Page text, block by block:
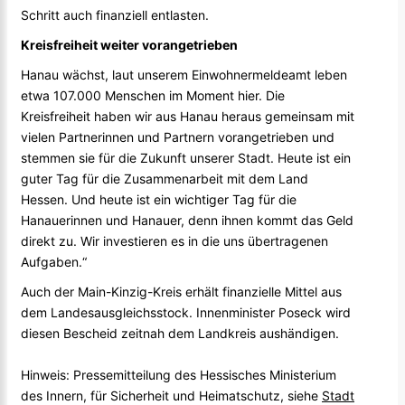
Schritt auch finanziell entlasten.
Kreisfreiheit weiter vorangetrieben
Hanau wächst, laut unserem Einwohnermeldeamt leben
etwa 107.000 Menschen im Moment hier. Die
Kreisfreiheit haben wir aus Hanau heraus gemeinsam mit
vielen Partnerinnen und Partnern vorangetrieben und
stemmen sie für die Zukunft unserer Stadt. Heute ist ein
guter Tag für die Zusammenarbeit mit dem Land
Hessen. Und heute ist ein wichtiger Tag für die
Hanauerinnen und Hanauer, denn ihnen kommt das Geld
direkt zu. Wir investieren es in die uns übertragenen
Aufgaben.“
Auch der Main-Kinzig-Kreis erhält finanzielle Mittel aus
dem Landesausgleichsstock. Innenminister Poseck wird
diesen Bescheid zeitnah dem Landkreis aushändigen.
Hinweis: Pressemitteilung des Hessisches Ministerium
des Innern, für Sicherheit und Heimatschutz, siehe Stadt